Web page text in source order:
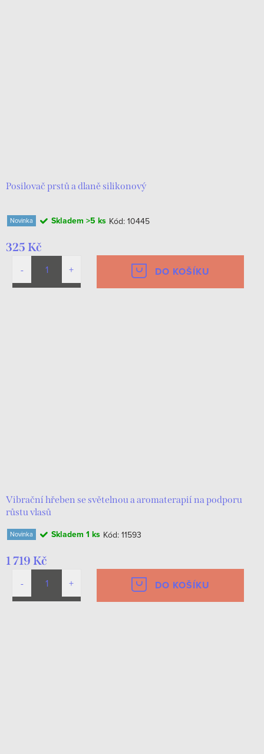
Posilovač prstů a dlaně silikonový
Novinka Skladem >5 ks Kód: 10445
325 Kč
DO KOŠÍKU
Vibrační hřeben se světelnou a aromaterapií na podporu
růstu vlasů
Novinka Skladem 1 ks Kód: 11593
1 719 Kč
DO KOŠÍKU